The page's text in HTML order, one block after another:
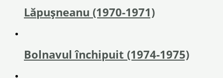
Lăpușneanu (1970-1971)
Bolnavul închipuit (1974-1975)